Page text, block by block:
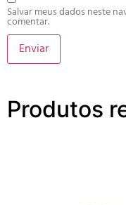
Salvar meus dados neste
comentar.
Produtos